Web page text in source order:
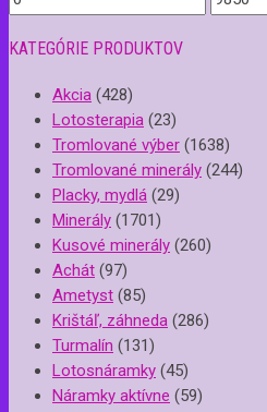
KATEGÓRIE PRODUKTOV
Akcia (428)
Lotosterapia (23)
Tromlované výber (1638)
Tromlované minerály (244)
Placky, mydlá (29)
Minerály (1701)
Kusové minerály (260)
Achát (97)
Ametyst (85)
Krištáľ, záhneda (286)
Turmalín (131)
Lotosnáramky (45)
Náramky aktívne (59)